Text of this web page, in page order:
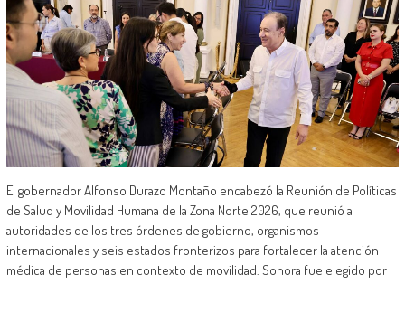
El gobernador Alfonso Durazo Montaño encabezó la Reunión de Políticas
de Salud y Movilidad Humana de la Zona Norte 2026, que reunió a
autoridades de los tres órdenes de gobierno, organismos
internacionales y seis estados fronterizos para fortalecer la atención
médica de personas en contexto de movilidad. Sonora fue elegido por